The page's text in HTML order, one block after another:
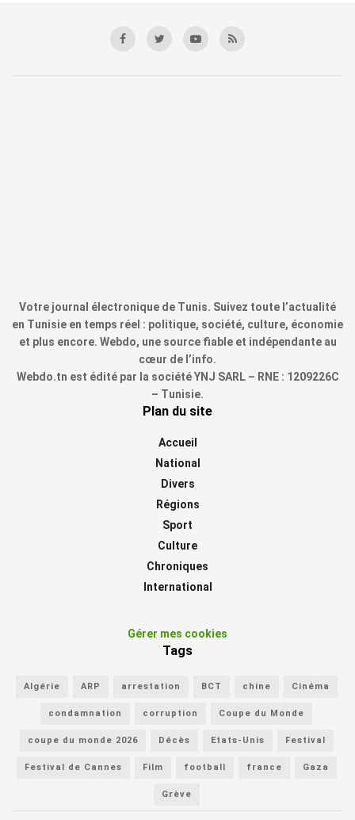
Votre journal électronique de Tunis. Suivez toute l’actualité
en Tunisie en temps réel : politique, société, culture, économie
et plus encore. Webdo, une source fiable et indépendante au
cœur de l’info.
Webdo.tn est édité par la société YNJ SARL – RNE : 1209226C
– Tunisie.
Plan du site
Accueil
National
Divers
Régions
Sport
Culture
Chroniques
International
Gérer mes cookies
Tags
Algérie ARP arrestation BCT chine Cinéma
condamnation corruption Coupe du Monde
coupe du monde 2026 Décès Etats-Unis Festival
Festival de Cannes Film football france Gaza
Grève